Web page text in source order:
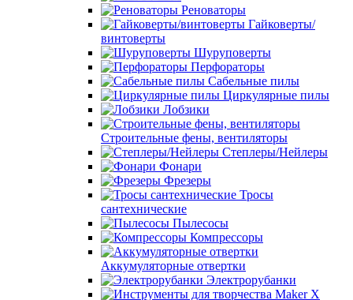
Реноваторы
Гайковерты/
винтоверты
Шуруповерты
Перфораторы
Сабельные пилы
Циркулярные пилы
Лобзики
Строительные фены, вентиляторы
Степлеры/Нейлеры
Фонари
Фрезеры
Тросы
сантехнические
Пылесосы
Компрессоры
Аккумуляторные отвертки
Электрорубанки